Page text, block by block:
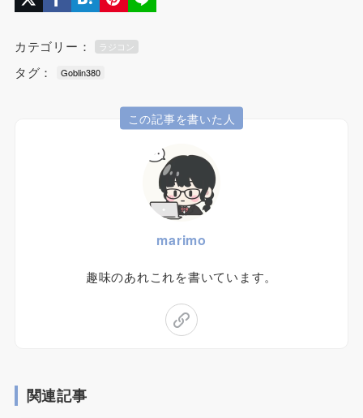
カテゴリー： ラジコン
タグ： Goblin380
この記事を書いた人
marimo
趣味のあれこれを書いています。
関連記事